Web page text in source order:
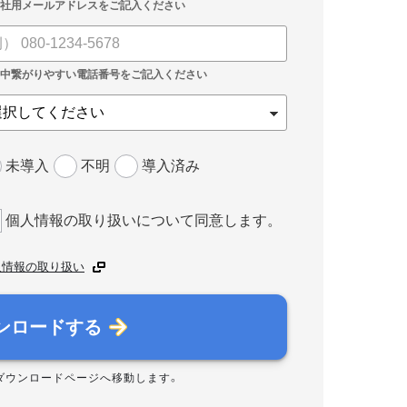
未導入 不明 導入済み
個人情報の取り扱いについて同意します。
報の取り扱い
ロードする
ウンロードページへ移動します。